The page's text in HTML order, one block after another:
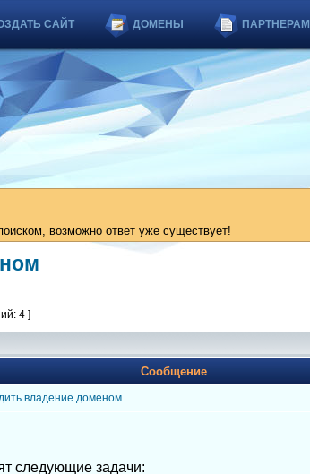
САЙТ ДОМЕНЫ ПАРТНЕРАМ
возможно ответ уже существует!
4 ]
Сообщение
владение доменом
следующие задачи: